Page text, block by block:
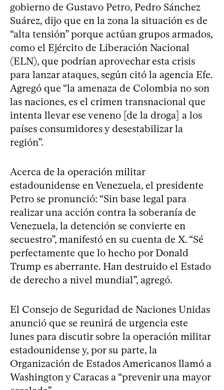
gobierno de Gustavo Petro, Pedro Sánchez
Suárez, dijo que en la zona la situación es de
“alta tensión” porque actúan grupos armados,
como el Ejército de Liberación Nacional
(ELN), que podrían aprovechar esta crisis
para lanzar ataques, según citó la agencia Efe.
Agregó que “la amenaza de Colombia no son
las naciones, es el crimen transnacional que
intenta llevar ese veneno [de la droga] a los
países consumidores y desestabilizar la
región”.
Acerca de la operación militar
estadounidense en Venezuela, el presidente
Petro se pronunció: “Sin base legal para
realizar una acción contra la soberanía de
Venezuela, la detención se convierte en
secuestro”, manifestó en su cuenta de X. “Sé
perfectamente que lo hecho por Donald
Trump es aberrante. Han destruido el Estado
de derecho a nivel mundial”, agregó.
El Consejo de Seguridad de Naciones Unidas
anunció que se reunirá de urgencia este
lunes para discutir sobre la operación militar
estadounidense y, por su parte, la
Organización de Estados Americanos llamó a
Washington y Caracas a “prevenir una mayor